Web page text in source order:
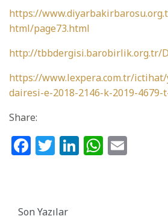
https://
html/page73.html
http://tbbdergisi.barobirlik.org.tr/
https://www.lexpera.com.tr/
dairesi-e-2018-2146-k-2019-4679-
Share:
Facebook
Twitter
LinkedIn
Son Yazılar